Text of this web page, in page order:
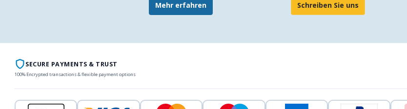
Mehr erfahren Schreiben Sie uns
SECURE PAYMENTS & TRUST
100% Encrypted transactions & flexible payment options